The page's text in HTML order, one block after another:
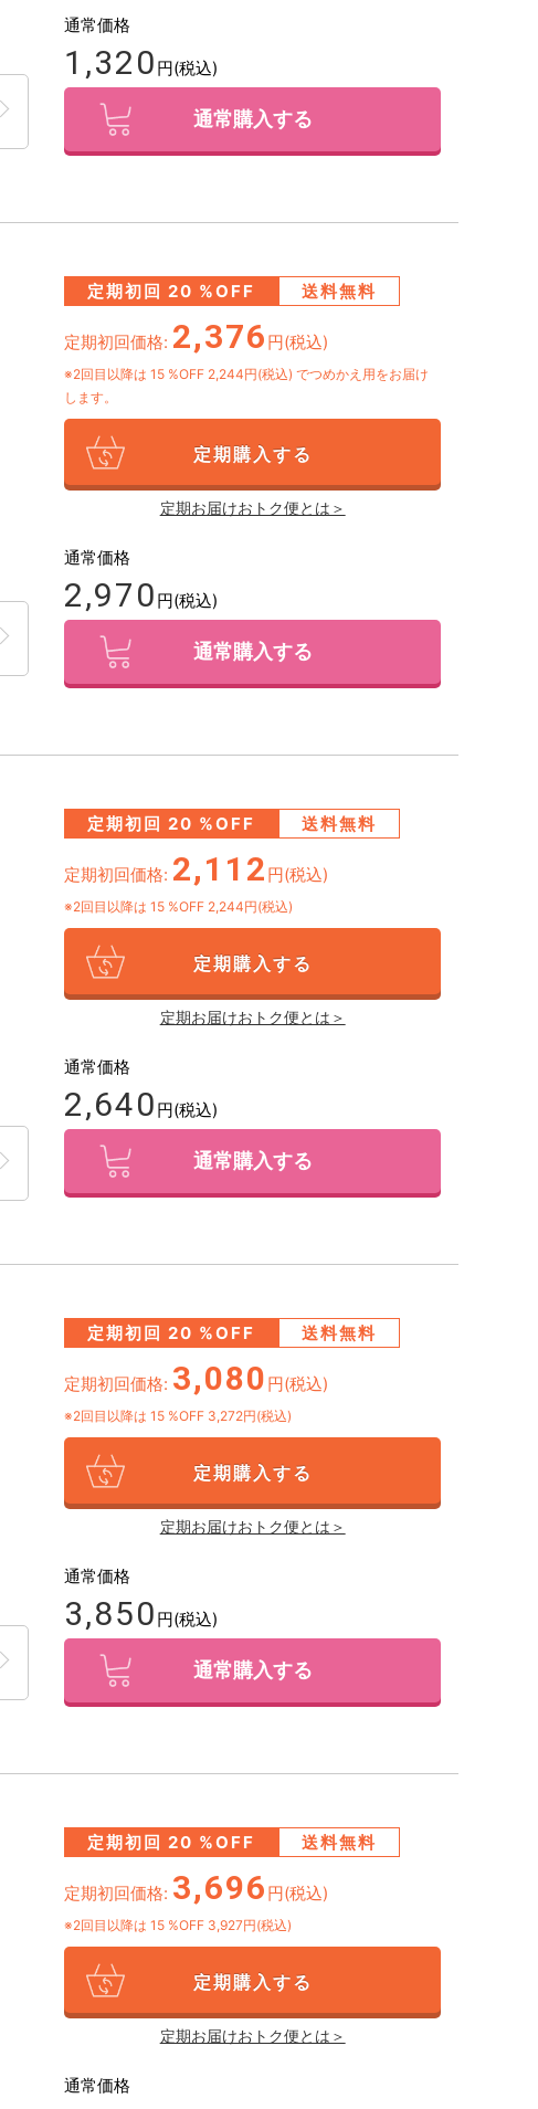
通常価格
1,320 円(税込)
通常購入する
定期初回 20 %OFF 送料無料
定期初回価格: 2,376 円(税込)
※2回目以降は 15 %OFF 2,244円(税込)でつめかえ用をお届け
します。
定期購入する
定期お届けおトク便とは＞
通常価格
2,970 円(税込)
通常購入する
定期初回 20 %OFF 送料無料
定期初回価格: 2,112 円(税込)
※2回目以降は 15 %OFF 2,244円(税込)
定期購入する
定期お届けおトク便とは＞
通常価格
2,640 円(税込)
通常購入する
定期初回 20 %OFF 送料無料
定期初回価格: 3,080 円(税込)
※2回目以降は 15 %OFF 3,272円(税込)
定期購入する
定期お届けおトク便とは＞
通常価格
3,850 円(税込)
通常購入する
定期初回 20 %OFF 送料無料
定期初回価格: 3,696 円(税込)
※2回目以降は 15 %OFF 3,927円(税込)
定期購入する
定期お届けおトク便とは＞
通常価格